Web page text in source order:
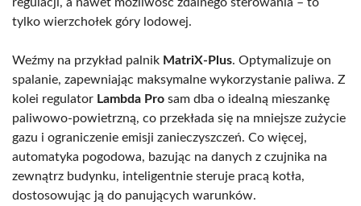
tylko wierzchołek góry lodowej.
Weźmy na przykład palnik MatriX-Plus. Optymalizuje on
spalanie, zapewniając maksymalne wykorzystanie paliwa. Z
kolei regulator Lambda Pro sam dba o idealną mieszankę
paliwowo-powietrzną, co przekłada się na mniejsze zużycie
gazu i ograniczenie emisji zanieczyszczeń. Co więcej,
automatyka pogodowa, bazując na danych z czujnika na
zewnątrz budynku, inteligentnie steruje pracą kotła,
dostosowując ją do panujących warunków.